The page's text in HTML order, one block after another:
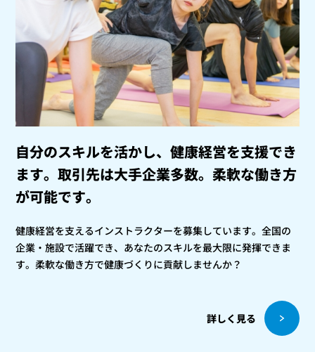
自分のスキルを活かし、健康経営を支援でき
ます。取引先は大手企業多数。柔軟な働き方
が可能です。
健康経営を支えるインストラクターを募集しています。全国の
企業・施設で活躍でき、あなたのスキルを最大限に発揮できま
す。柔軟な働き方で健康づくりに貢献しませんか？
詳しく見る